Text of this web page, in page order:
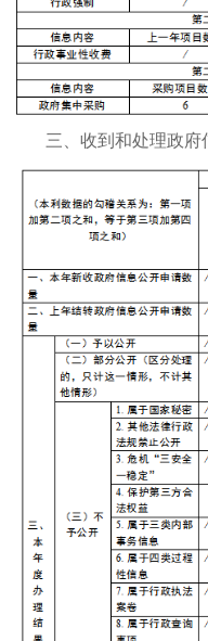
三、收到和处理政府